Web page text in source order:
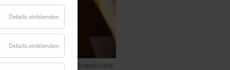
© Adobe Stock/Jacob Lund
Details einblenden
Details einblenden